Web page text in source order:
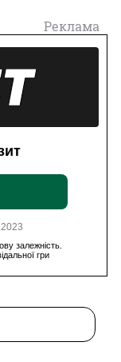
Реклама
залежність.
гри